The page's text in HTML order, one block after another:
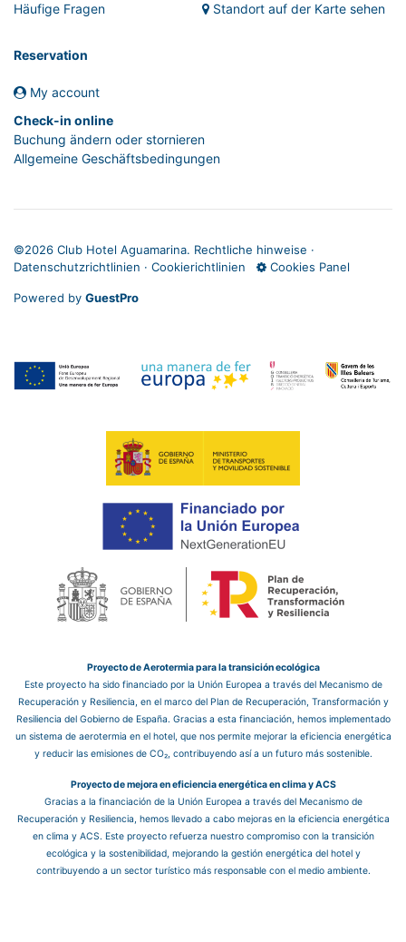
Häufige Fragen
Standort auf der Karte sehen
Reservation
My account
Check-in online
Buchung ändern oder stornieren
Allgemeine Geschäftsbedingungen
©2026 Club Hotel Aguamarina. Rechtliche hinweise ·
Datenschutzrichtlinien · Cookierichtlinien Cookies Panel
Powered by GuestPro
Proyecto de Aerotermia para la transición ecológica
Este proyecto ha sido financiado por la Unión Europea a través del Mecanismo de
Recuperación y Resiliencia, en el marco del Plan de Recuperación, Transformación y
Resiliencia del Gobierno de España. Gracias a esta financiación, hemos implementado
un sistema de aerotermia en el hotel, que nos permite mejorar la eficiencia energética
y reducir las emisiones de CO₂, contribuyendo así a un futuro más sostenible.
Proyecto de mejora en eficiencia energética en clima y ACS
Gracias a la financiación de la Unión Europea a través del Mecanismo de
Recuperación y Resiliencia, hemos llevado a cabo mejoras en la eficiencia energética
en clima y ACS. Este proyecto refuerza nuestro compromiso con la transición
ecológica y la sostenibilidad, mejorando la gestión energética del hotel y
contribuyendo a un sector turístico más responsable con el medio ambiente.